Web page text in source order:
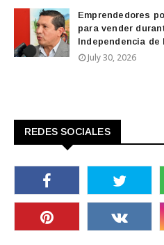
Emprendedores
para vender
Independencia de
July 30, 2026
REDES SOCIALES